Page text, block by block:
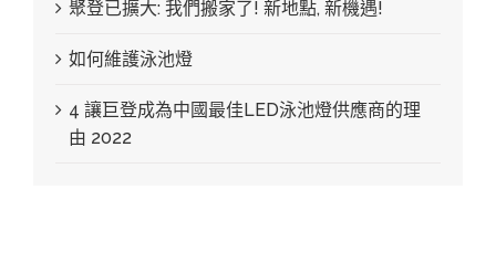
聚登已擴大: 我們搬家了! 新地點, 新機遇!
如何維護泳池燈
4 讓巨登成為中國最佳LED泳池燈供應商的理
由 2022